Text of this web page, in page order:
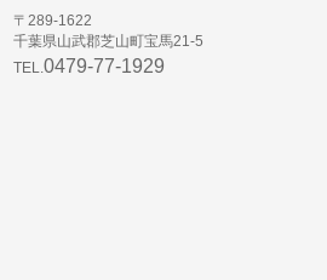
〒289-1622
千葉県山武郡芝山町宝馬21-5
TEL.0479-77-1929